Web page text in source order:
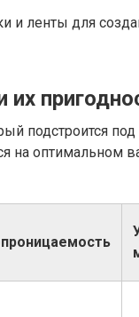
и ленты для
их
подстроится
на оптимальном